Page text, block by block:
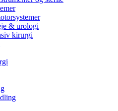
& urologi
kirurgi